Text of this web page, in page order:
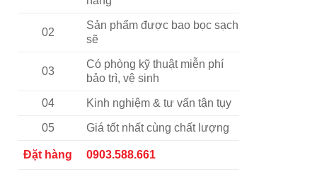
02
Sản phẩm được bao bọc sạch
sẽ
03
Có phòng kỹ thuật miễn phí
bảo trì, vệ sinh
04 Kinh nghiệm & tư vấn tận tụy
05 Giá tốt nhất cùng chất lượng
Đặt hàng 0903.588.661